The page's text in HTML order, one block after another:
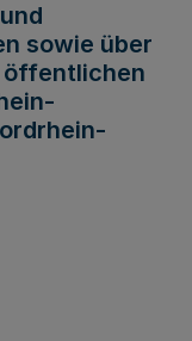
sowie über
öffentlichen